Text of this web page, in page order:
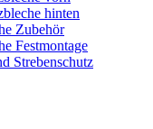
hinten
Zubehör
Festmontage
Strebenschutz